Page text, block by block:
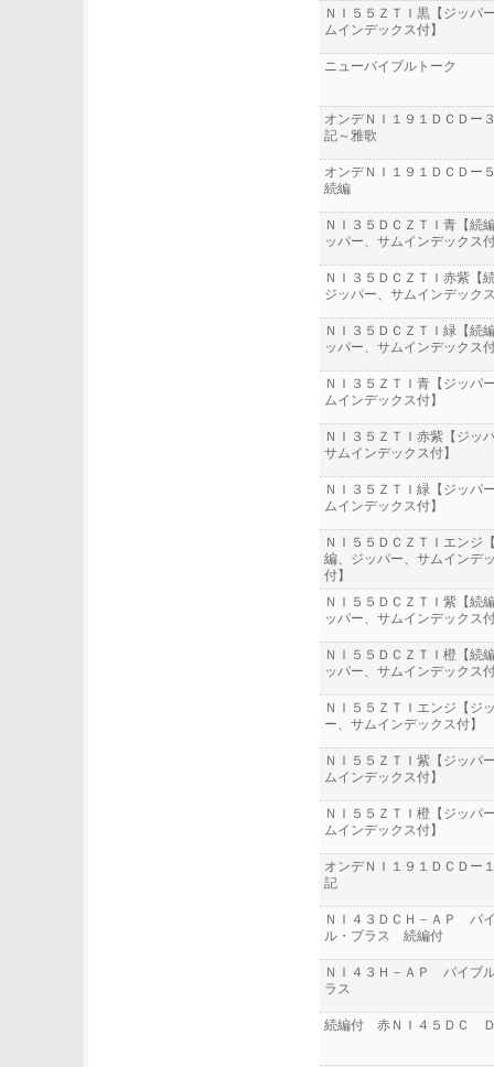
ＮＩ５５ＺＴＩ黒【ジッパ
ムインデックス付】
ニューバイブルトーク
オンデＮＩ１９１ＤＣＤー
記～雅歌
オンデＮＩ１９１ＤＣＤー
続編
ＮＩ３５ＤＣＺＴＩ青【続
ッパー、サムインデックス
ＮＩ３５ＤＣＺＴＩ赤紫【
ジッパー、サムインデック
ＮＩ３５ＤＣＺＴＩ緑【続
ッパー、サムインデックス
ＮＩ３５ＺＴＩ青【ジッパ
ムインデックス付】
ＮＩ３５ＺＴＩ赤紫【ジッ
サムインデックス付】
ＮＩ３５ＺＴＩ緑【ジッパ
ムインデックス付】
ＮＩ５５ＤＣＺＴＩエンジ
編、ジッパー、サムインデ
付】
ＮＩ５５ＤＣＺＴＩ紫【続
ッパー、サムインデックス
ＮＩ５５ＤＣＺＴＩ橙【続
ッパー、サムインデックス
ＮＩ５５ＺＴＩエンジ【ジ
ー、サムインデックス付】
ＮＩ５５ＺＴＩ紫【ジッパ
ムインデックス付】
ＮＩ５５ＺＴＩ橙【ジッパ
ムインデックス付】
オンデＮＩ１９１ＤＣＤー
記
ＮＩ４３ＤＣＨ－ＡＰ バ
ル・プラス 続編付
ＮＩ４３Ｈ－ＡＰ バイブ
ラス
続編付 赤ＮＩ４５ＤＣ